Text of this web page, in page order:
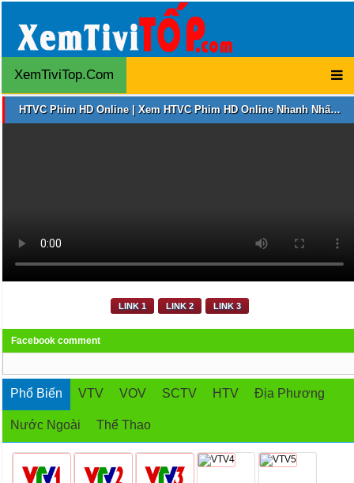
XemTiviTop.Com
HTVC Phim HD Online | Xem HTVC Phim HD Online Nhanh Nhất | HTVC Phim HD Online Trực Tuyến
LINK 1 LINK 2 LINK 3
Facebook comment
Phổ Biến VTV VOV SCTV HTV Địa Phương
Nước Ngoài Thể Thao